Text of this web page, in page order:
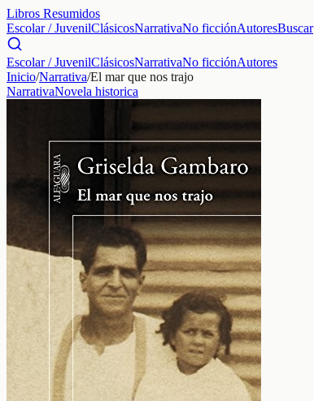
Libros Resumidos
Escolar / JuvenilClásicosNarrativaNo ficciónAutoresBuscar
Escolar / JuvenilClásicosNarrativaNo ficciónAutores
Inicio/Narrativa/El mar que nos trajo
NarrativaNovela historica